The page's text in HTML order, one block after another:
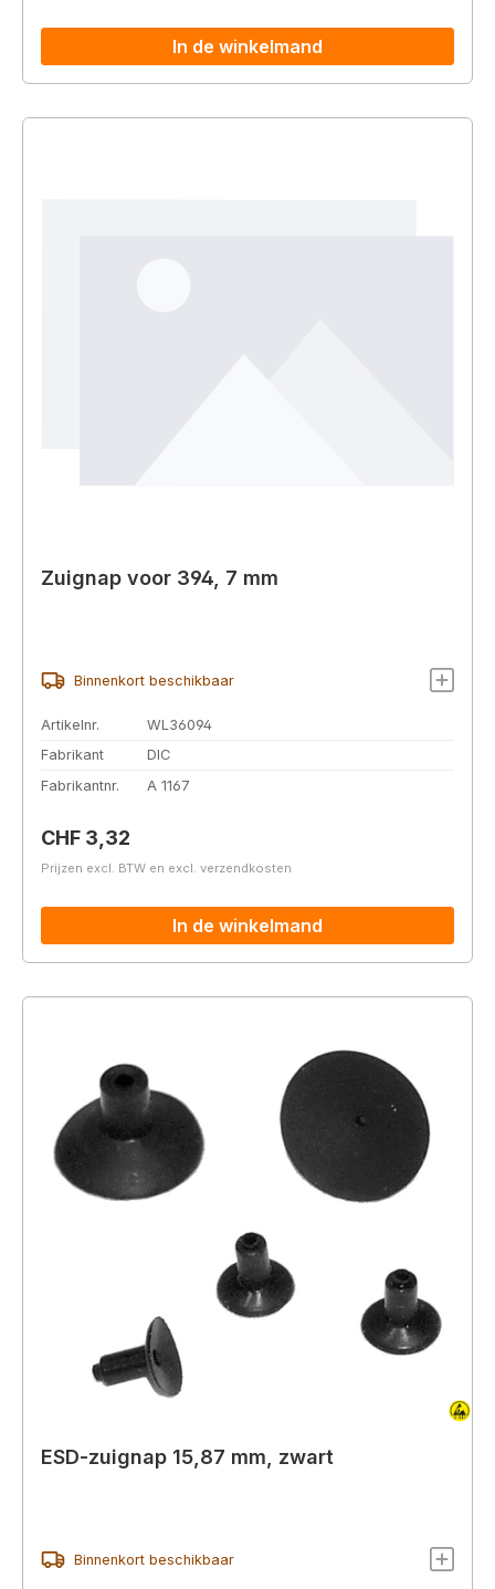
In de winkelmand
Zuignap voor 394, 7 mm
Binnenkort beschikbaar
Artikelnr.
WL36094
Fabrikant
DIC
Fabrikantnr.
A 1167
Normale prijs:
CHF 3,32
Prijzen excl. BTW en excl. verzendkosten
In de winkelmand
ESD-zuignap 15,87 mm, zwart
Binnenkort beschikbaar